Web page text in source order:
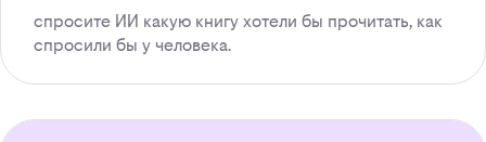
спросите ИИ какую книгу хотели бы прочитать, как
спросили бы у человека.